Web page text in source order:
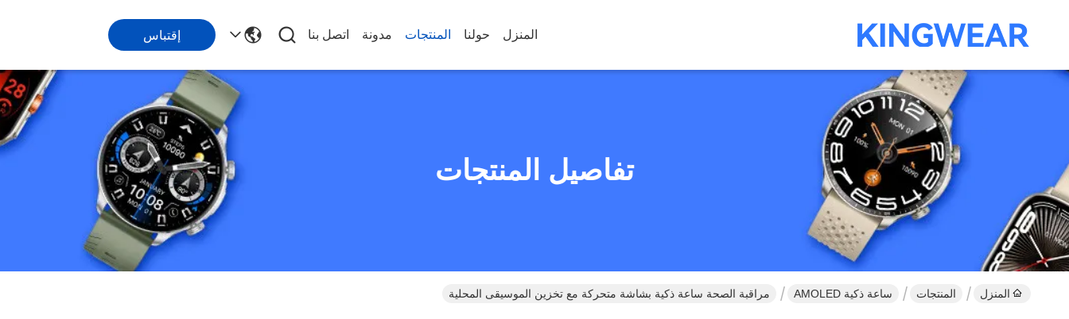
المنزل حولنا المنتجات مدونة اتصل بنا إقتباس
تفاصيل المنتجات
المنزل المنتجات ساعة ذكية AMOLED مراقبة الصحة ساعة ذكية بشاشة متحركة مع تخزين الموسيقى المحلية